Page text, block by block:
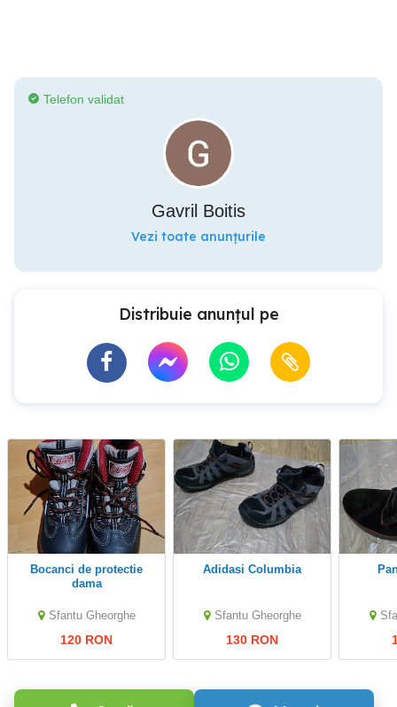
Telefon validat
Gavril Boitis
Vezi toate anunțurile
Distribuie anunțul pe
Bocanci de protectie
dama
Sfantu Gheorghe
120 RON
Adidasi Columbia
Sfantu Gheorghe
130 RON